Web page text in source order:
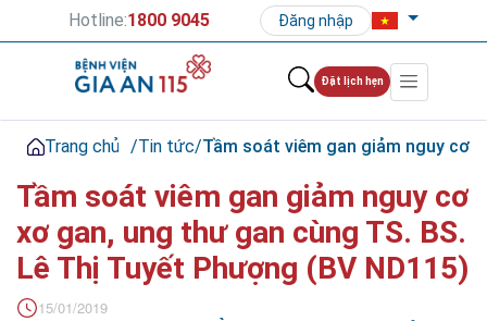
Hotline:1800 9045 Đăng nhập
Đặt lịch hẹn
Trang chủ /Tin tức/Tầm soát viêm gan giảm nguy cơ
Tầm soát viêm gan giảm nguy cơ
xơ gan, ung thư gan cùng TS. BS.
Lê Thị Tuyết Phượng (BV ND115)
15/01/2019